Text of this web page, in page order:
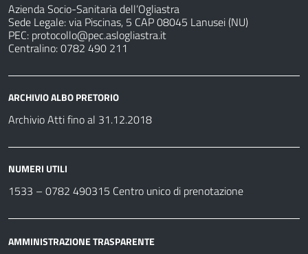
Azienda Socio-Sanitaria dell’Ogliastra
Sede Legale: via Piscinas, 5 CAP 08045 Lanusei (NU)
PEC: protocollo@pec.aslogliastra.it
Centralino: 0782 490 211
ARCHIVIO ALBO PRETORIO
Archivio Atti fino al 31.12.2018
NUMERI UTILI
1533 – 0782 490315 Centro unico di prenotazione
AMMINISTRAZIONE TRASPARENTE